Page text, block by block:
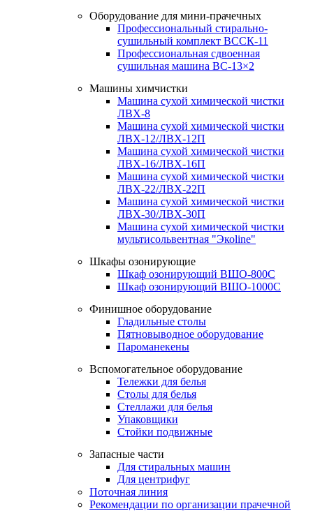
Оборудование для мини-прачечных
Профессиональный стирально-
сушильный комплект ВССК-11
Профессиональная сдвоенная
сушильная машина ВС-13×2
Машины химчистки
Машина сухой химической чистки
ЛВХ-8
Машина сухой химической чистки
ЛВХ-12/ЛВХ-12П
Машина сухой химической чистки
ЛВХ-16/ЛВХ-16П
Машина сухой химической чистки
ЛВХ-22/ЛВХ-22П
Машина сухой химической чистки
ЛВХ-30/ЛВХ-30П
Машина сухой химической чистки
мультисольвентная "Экоline"
Шкафы озонирующие
Шкаф озонирующий ВШО-800С
Шкаф озонирующий ВШО-1000С
Финишное оборудование
Гладильные столы
Пятновыводное оборудование
Пароманекены
Вспомогательное оборудование
Тележки для белья
Столы для белья
Стеллажи для белья
Упаковщики
Стойки подвижные
Запасные части
Для стиральных машин
Для центрифуг
Поточная линия
Рекомендации по организации прачечной